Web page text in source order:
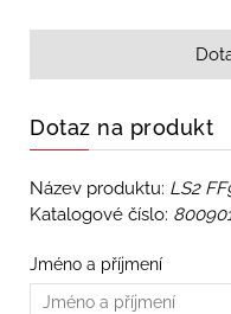
Dotaz na produkt
Název produktu: LS2
Katalogové číslo:
Jméno a příjmení